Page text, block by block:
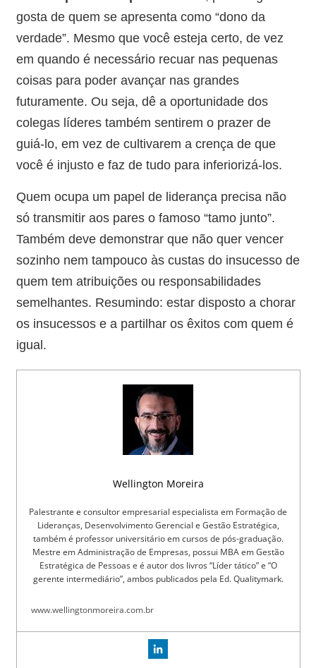
gosta de quem se apresenta como “dono da
verdade”. Mesmo que você esteja certo, de vez
em quando é necessário recuar nas pequenas
coisas para poder avançar nas grandes
futuramente. Ou seja, dê a oportunidade dos
colegas líderes também sentirem o prazer de
guiá-lo, em vez de cultivarem a crença de que
você é injusto e faz de tudo para inferiorizá-los.
Quem ocupa um papel de liderança precisa não
só transmitir aos pares o famoso “tamo junto”.
Também deve demonstrar que não quer vencer
sozinho nem tampouco às custas do insucesso de
quem tem atribuições ou responsabilidades
semelhantes. Resumindo: estar disposto a chorar
os insucessos e a partilhar os êxitos com quem é
igual.
Wellington Moreira
Palestrante e consultor empresarial especialista em Formação de
Lideranças, Desenvolvimento Gerencial e Gestão Estratégica,
também é professor universitário em cursos de pós-graduação.
Mestre em Administração de Empresas, possui MBA em Gestão
Estratégica de Pessoas e é autor dos livros “Líder tático” e “O
gerente intermediário”, ambos publicados pela Ed. Qualitymark.
www.wellingtonmoreira.com.br